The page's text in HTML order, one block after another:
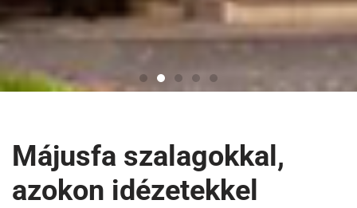
Májusfa szalagokkal,
azokon idézetekkel